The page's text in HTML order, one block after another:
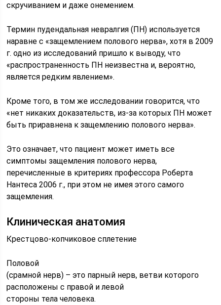
скручиванием и даже онемением.
Термин пудендальная невралгия (ПН) используется
наравне с «защемлением полового нерва», хотя в 2009
г. одно из исследований пришло к выводу, что
«распространенность ПН неизвестна и, вероятно,
является редким явлением».
Кроме того, в том же исследовании говорится, что
«нет никаких доказательств, из-за которых ПН может
быть приравнена к защемлению полового нерва».
Это означает, что пациент может иметь все
симптомы защемления полового нерва,
перечисленные в критериях профессора Роберта
Нантеса 2006 г., при этом не имея этого самого
защемления.
Клиническая анатомия
Крестцово-копчиковое сплетение
Половой
(срамной нерв) – это парный нерв, ветви которого
расположены с правой и левой
стороны тела человека.